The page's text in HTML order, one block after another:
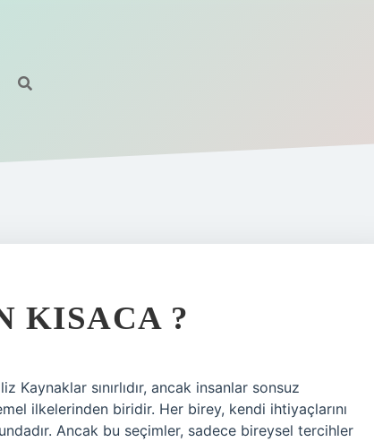
KISACA ?
sınırlıdır, ancak insanlar sonsuz
ilkelerinden biridir. Her birey, kendi ihtiyaçlarını
Ancak bu seçimler, sadece bireysel tercihler